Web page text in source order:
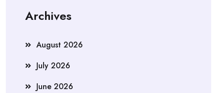
Archives
August 2026
July 2026
June 2026